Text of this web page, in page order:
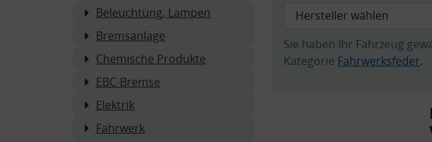
Beleuchtung, Lampen
Bremsanlage
Chemische Produkte
EBC-Bremse
Elektrik
Fahrwerk
Sie haben Ihr Fahrzeug
Kategorie Fahrwerksfeder.